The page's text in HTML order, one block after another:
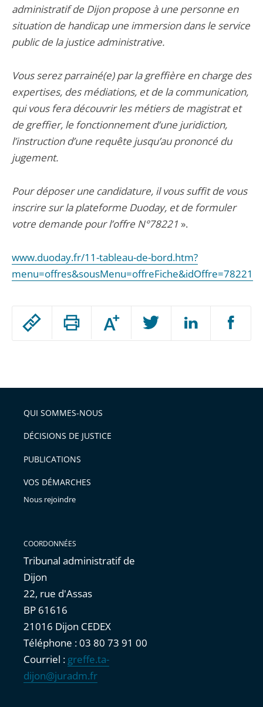
Passer
arriver
après
Augmenter
ou
l'article
pour
avant
administratif de Dijon propose à une personne en
situation de handicap une immersion dans le service
public de la justice administrative.
Vous serez parrainé(e) par la greffière en charge des
expertises, des médiations, et de la communication,
qui vous fera découvrir les métiers de magistrat et
de greffier, le fonctionnement d’une juridiction,
l’instruction d’une requête jusqu’au prononcé du
jugement.
Pour déposer une candidature, il vous suffit de vous
inscrire sur la plateforme Duoday, et de formuler
votre demande pour l’offre N°78221 ».
www.duoday.fr/11-tableau-de-bord.htm?
menu=offres&sousMenu=offreFiche&idOffre=78221
QUI SOMMES-NOUS
DÉCISIONS DE JUSTICE
PUBLICATIONS
VOS DÉMARCHES
Nous rejoindre
COORDONNÉES
Tribunal administratif de
Dijon
22, rue d'Assas
BP 61616
21016 Dijon CEDEX
Téléphone : 03 80 73 91 00
Courriel : greffe.ta-
dijon@juradm.fr